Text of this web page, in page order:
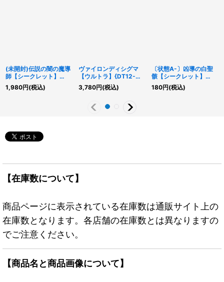
(未開封)伝説の闇の魔導
師【シークレット】
{2023-JPD05}《エク
シーズ》
1,980円(税込)
ヴァイロンディシグマ
【ウルトラ】{DT12-
JP038}《エクシーズ》
3,780円(税込)
〔状態A-〕凶導の白聖
骸【シークレット】
{BACH-JP035}《儀
式》
180円(税込)
【在庫数について】
商品ページに表示されている在庫数は通販サイト上の
在庫数となります。各店舗の在庫数とは異なりますの
でご注意ください。
【商品名と商品画像について】